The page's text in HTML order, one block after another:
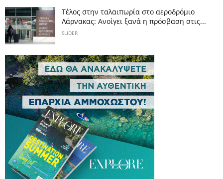
Tέλος στην ταλαιπωρία στο αεροδρόμιο
Λάρνακας: Ανοίγει ξανά η πρόσβαση στις...
SLIDER